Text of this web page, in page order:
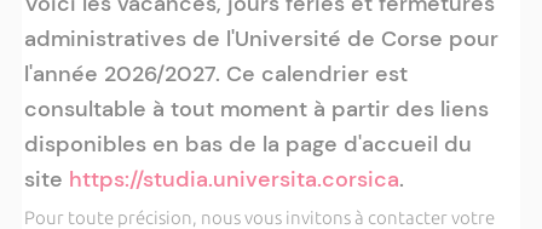
administratives de l'Université de Corse pour
l'année 2026/2027. Ce calendrier est
consultable à tout moment à partir des liens
disponibles en bas de la page d'accueil du
site https://studia.universita.corsica.
Pour toute précision, nous vous invitons à contacter votre